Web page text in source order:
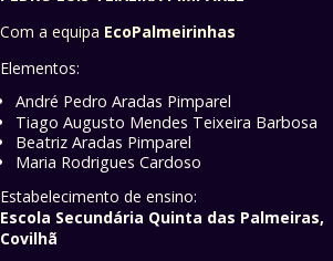
Com a equipa EcoPalmeirinhas
Elementos:
André Pedro Aradas Pimparel
Tiago Augusto Mendes Teixeira Barbosa
Beatriz Aradas Pimparel
Maria Rodrigues Cardoso
Estabelecimento de ensino:
Escola Secundária Quinta das Palmeiras,
Covilhã